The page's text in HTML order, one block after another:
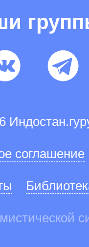
соглашение